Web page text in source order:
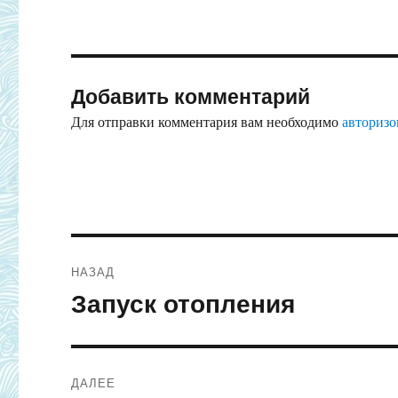
Добавить комментарий
Для отправки комментария вам необходимо
по
НАЗАД
Предыдущая
запись:
Запуск отопления
ДАЛЕЕ